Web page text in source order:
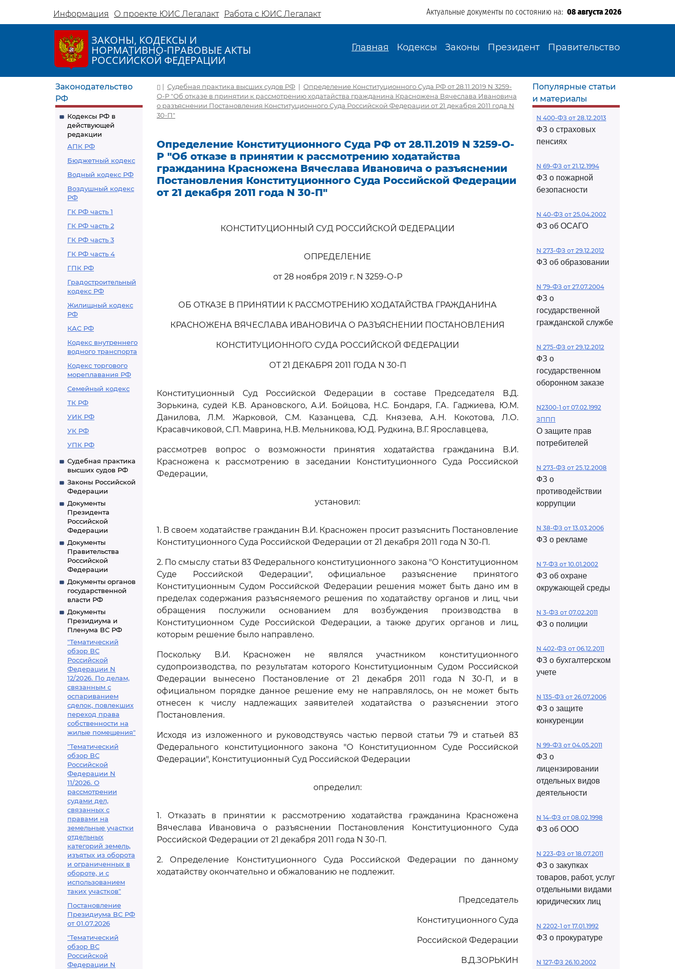
Информация О проекте ЮИС Легалакт Работа с ЮИС Легалакт Актуальные документы по состоянию на: 08 августа 2026
ЗАКОНЫ, КОДЕКСЫ И
НОРМАТИВНО-ПРАВОВЫЕ АКТЫ
РОССИЙСКОЙ ФЕДЕРАЦИИ
Главная Кодексы Законы Президент Правительство
Законодательство
РФ
Кодексы РФ в
действующей
редакции
АПК РФ
Бюджетный кодекс
Водный кодекс РФ
Воздушный кодекс
РФ
ГК РФ часть 1
ГК РФ часть 2
ГК РФ часть 3
ГК РФ часть 4
ГПК РФ
Градостроительный
кодекс РФ
Жилищный кодекс
РФ
КАС РФ
Кодекс внутреннего
водного транспорта
Кодекс торгового
мореплавания РФ
Семейный кодекс
ТК РФ
УИК РФ
УК РФ
УПК РФ
Судебная практика
высших судов РФ
Законы Российской
Федерации
Документы
Президента
Российской
Федерации
Документы
Правительства
Российской
Федерации
Документы органов
государственной
власти РФ
Документы
Президиума и
Пленума ВС РФ
"Тематический
обзор ВС
Российской
Федерации N
12/2026. По делам,
связанным с
оспариванием
сделок, повлекших
переход права
собственности на
жилые помещения"
"Тематический
обзор ВС
Российской
Федерации N
11/2026. О
рассмотрении
судами дел,
связанных с
правами на
земельные участки
отдельных
категорий земель,
изъятых из оборота
и ограниченных в
обороте, и с
использованием
таких участков"
Постановление
Президиума ВС РФ
от 01.07.2026
"Тематический
обзор ВС
Российской
Федерации N
| Судебная практика высших судов РФ | Определение Конституционного Суда РФ от 28.11.2019 N 3259-
О-Р "Об отказе в принятии к рассмотрению ходатайства гражданина Красножена Вячеслава Ивановича
о разъяснении Постановления Конституционного Суда Российской Федерации от 21 декабря 2011 года N
30-П"
Определение Конституционного Суда РФ от 28.11.2019 N 3259-О-
Р "Об отказе в принятии к рассмотрению ходатайства
гражданина Красножена Вячеслава Ивановича о разъяснении
Постановления Конституционного Суда Российской Федерации
от 21 декабря 2011 года N 30-П"
КОНСТИТУЦИОННЫЙ СУД РОССИЙСКОЙ ФЕДЕРАЦИИ
ОПРЕДЕЛЕНИЕ
от 28 ноября 2019 г. N 3259-О-Р
ОБ ОТКАЗЕ В ПРИНЯТИИ К РАССМОТРЕНИЮ ХОДАТАЙСТВА ГРАЖДАНИНА
КРАСНОЖЕНА ВЯЧЕСЛАВА ИВАНОВИЧА О РАЗЪЯСНЕНИИ ПОСТАНОВЛЕНИЯ
КОНСТИТУЦИОННОГО СУДА РОССИЙСКОЙ ФЕДЕРАЦИИ
ОТ 21 ДЕКАБРЯ 2011 ГОДА N 30-П
Конституционный Суд Российской Федерации в составе Председателя В.Д.
Зорькина, судей К.В. Арановского, А.И. Бойцова, Н.С. Бондаря, Г.А. Гаджиева, Ю.М.
Данилова, Л.М. Жарковой, С.М. Казанцева, С.Д. Князева, А.Н. Кокотова, Л.О.
Красавчиковой, С.П. Маврина, Н.В. Мельникова, Ю.Д. Рудкина, В.Г. Ярославцева,
рассмотрев вопрос о возможности принятия ходатайства гражданина В.И.
Красножена к рассмотрению в заседании Конституционного Суда Российской
Федерации,
установил:
1. В своем ходатайстве гражданин В.И. Красножен просит разъяснить Постановление
Конституционного Суда Российской Федерации от 21 декабря 2011 года N 30-П.
2. По смыслу статьи 83 Федерального конституционного закона "О Конституционном
Суде Российской Федерации", официальное разъяснение принятого
Конституционным Судом Российской Федерации решения может быть дано им в
пределах содержания разъясняемого решения по ходатайству органов и лиц, чьи
обращения послужили основанием для возбуждения производства в
Конституционном Суде Российской Федерации, а также других органов и лиц,
которым решение было направлено.
Поскольку В.И. Красножен не являлся участником конституционного
судопроизводства, по результатам которого Конституционным Судом Российской
Федерации вынесено Постановление от 21 декабря 2011 года N 30-П, и в
официальном порядке данное решение ему не направлялось, он не может быть
отнесен к числу надлежащих заявителей ходатайства о разъяснении этого
Постановления.
Исходя из изложенного и руководствуясь частью первой статьи 79 и статьей 83
Федерального конституционного закона "О Конституционном Суде Российской
Федерации", Конституционный Суд Российской Федерации
определил:
1. Отказать в принятии к рассмотрению ходатайства гражданина Красножена
Вячеслава Ивановича о разъяснении Постановления Конституционного Суда
Российской Федерации от 21 декабря 2011 года N 30-П.
2. Определение Конституционного Суда Российской Федерации по данному
ходатайству окончательно и обжалованию не подлежит.
Председатель
Конституционного Суда
Российской Федерации
В.Д.ЗОРЬКИН
Популярные статьи
и материалы
N 400-ФЗ от 28.12.2013
ФЗ о страховых
пенсиях
N 69-ФЗ от 21.12.1994
ФЗ о пожарной
безопасности
N 40-ФЗ от 25.04.2002
ФЗ об ОСАГО
N 273-ФЗ от 29.12.2012
ФЗ об образовании
N 79-ФЗ от 27.07.2004
ФЗ о
государственной
гражданской службе
N 275-ФЗ от 29.12.2012
ФЗ о
государственном
оборонном заказе
N2300-1 от 07.02.1992
ЗППП
О защите прав
потребителей
N 273-ФЗ от 25.12.2008
ФЗ о
противодействии
коррупции
N 38-ФЗ от 13.03.2006
ФЗ о рекламе
N 7-ФЗ от 10.01.2002
ФЗ об охране
окружающей среды
N 3-ФЗ от 07.02.2011
ФЗ о полиции
N 402-ФЗ от 06.12.2011
ФЗ о бухгалтерском
учете
N 135-ФЗ от 26.07.2006
ФЗ о защите
конкуренции
N 99-ФЗ от 04.05.2011
ФЗ о
лицензировании
отдельных видов
деятельности
N 14-ФЗ от 08.02.1998
ФЗ об ООО
N 223-ФЗ от 18.07.2011
ФЗ о закупках
товаров, работ, услуг
отдельными видами
юридических лиц
N 2202-1 от 17.01.1992
ФЗ о прокуратуре
N 127-ФЗ 26.10.2002